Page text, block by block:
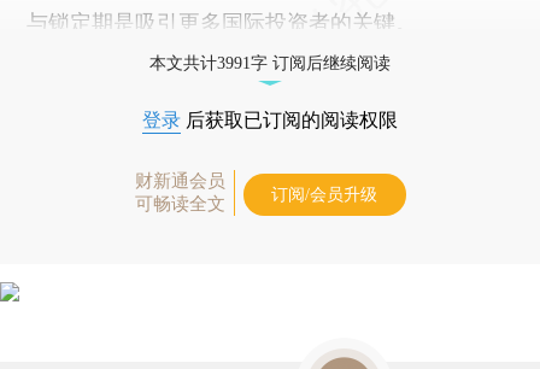
与锁定期是吸引更多国际投资者的关键。
本文共计3991字 订阅后继续阅读
登录 后获取已订阅的阅读权限
财新通会员
可畅读全文
订阅/会员升级